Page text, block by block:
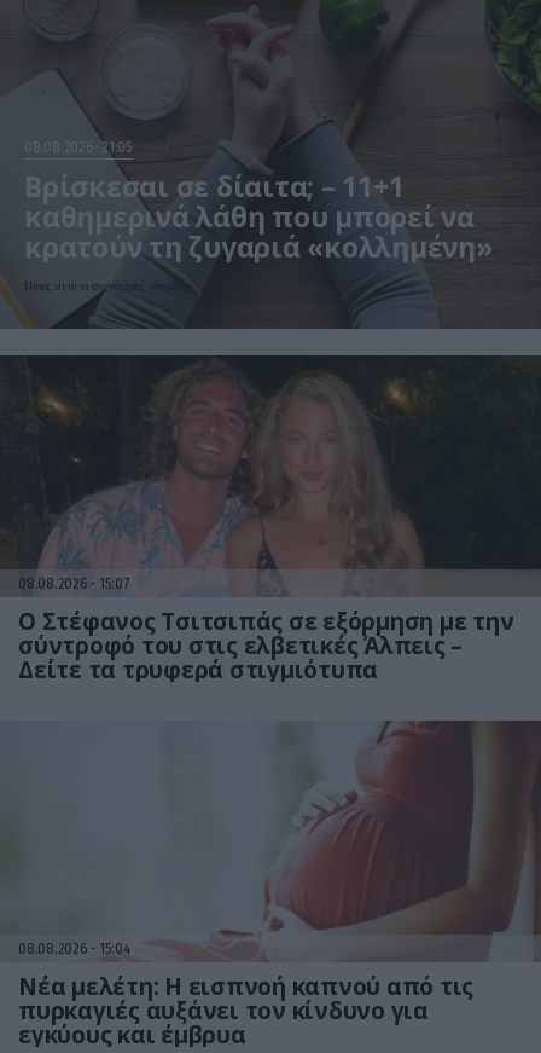
08.08.2026 21:05
Βρίσκεσαι σε δίαιτα; – 11+1
καθημερινά λάθη που μπορεί να
κρατούν τη ζυγαριά «κολλημένη»
Ποιες είναι οι συχνότερες «παγίδες»
08.08.2026 15:07
Ο Στέφανος Τσιτσιπάς σε εξόρμηση με την
σύντροφό του στις ελβετικές Άλπεις –
Δείτε τα τρυφερά στιγμιότυπα
08.08.2026 15:04
Νέα μελέτη: Η εισπνοή καπνού από τις
πυρκαγιές αυξάνει τον κίνδυνο για
εγκύους και έμβρυα